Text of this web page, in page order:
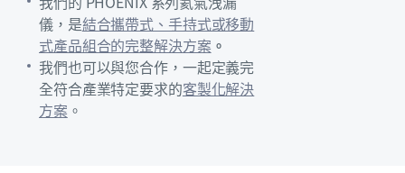
儀，是結合攜帶式、手持式或移動
式產品組合的完整解決方案 。
我們也可以與您合作，一起定義完
全符合產業特定要求的客製化解決
方案 。